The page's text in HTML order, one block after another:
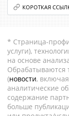
КОРОТКАЯ
* Страница-
услуги),
на основе
Обрабатываются
(новости,
аналитические
содержание
больше